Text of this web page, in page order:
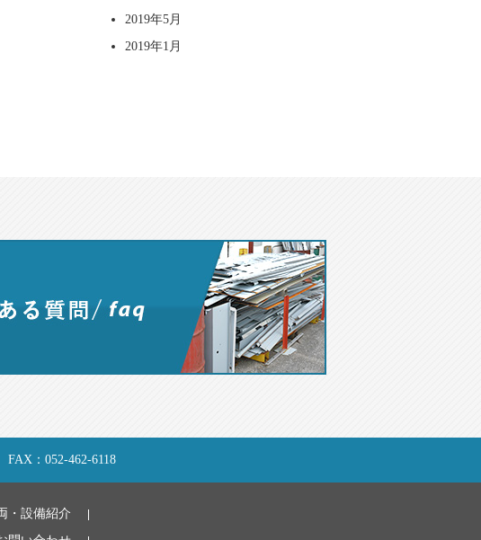
2019年5月
2019年1月
：052-462-6118
・設備紹介